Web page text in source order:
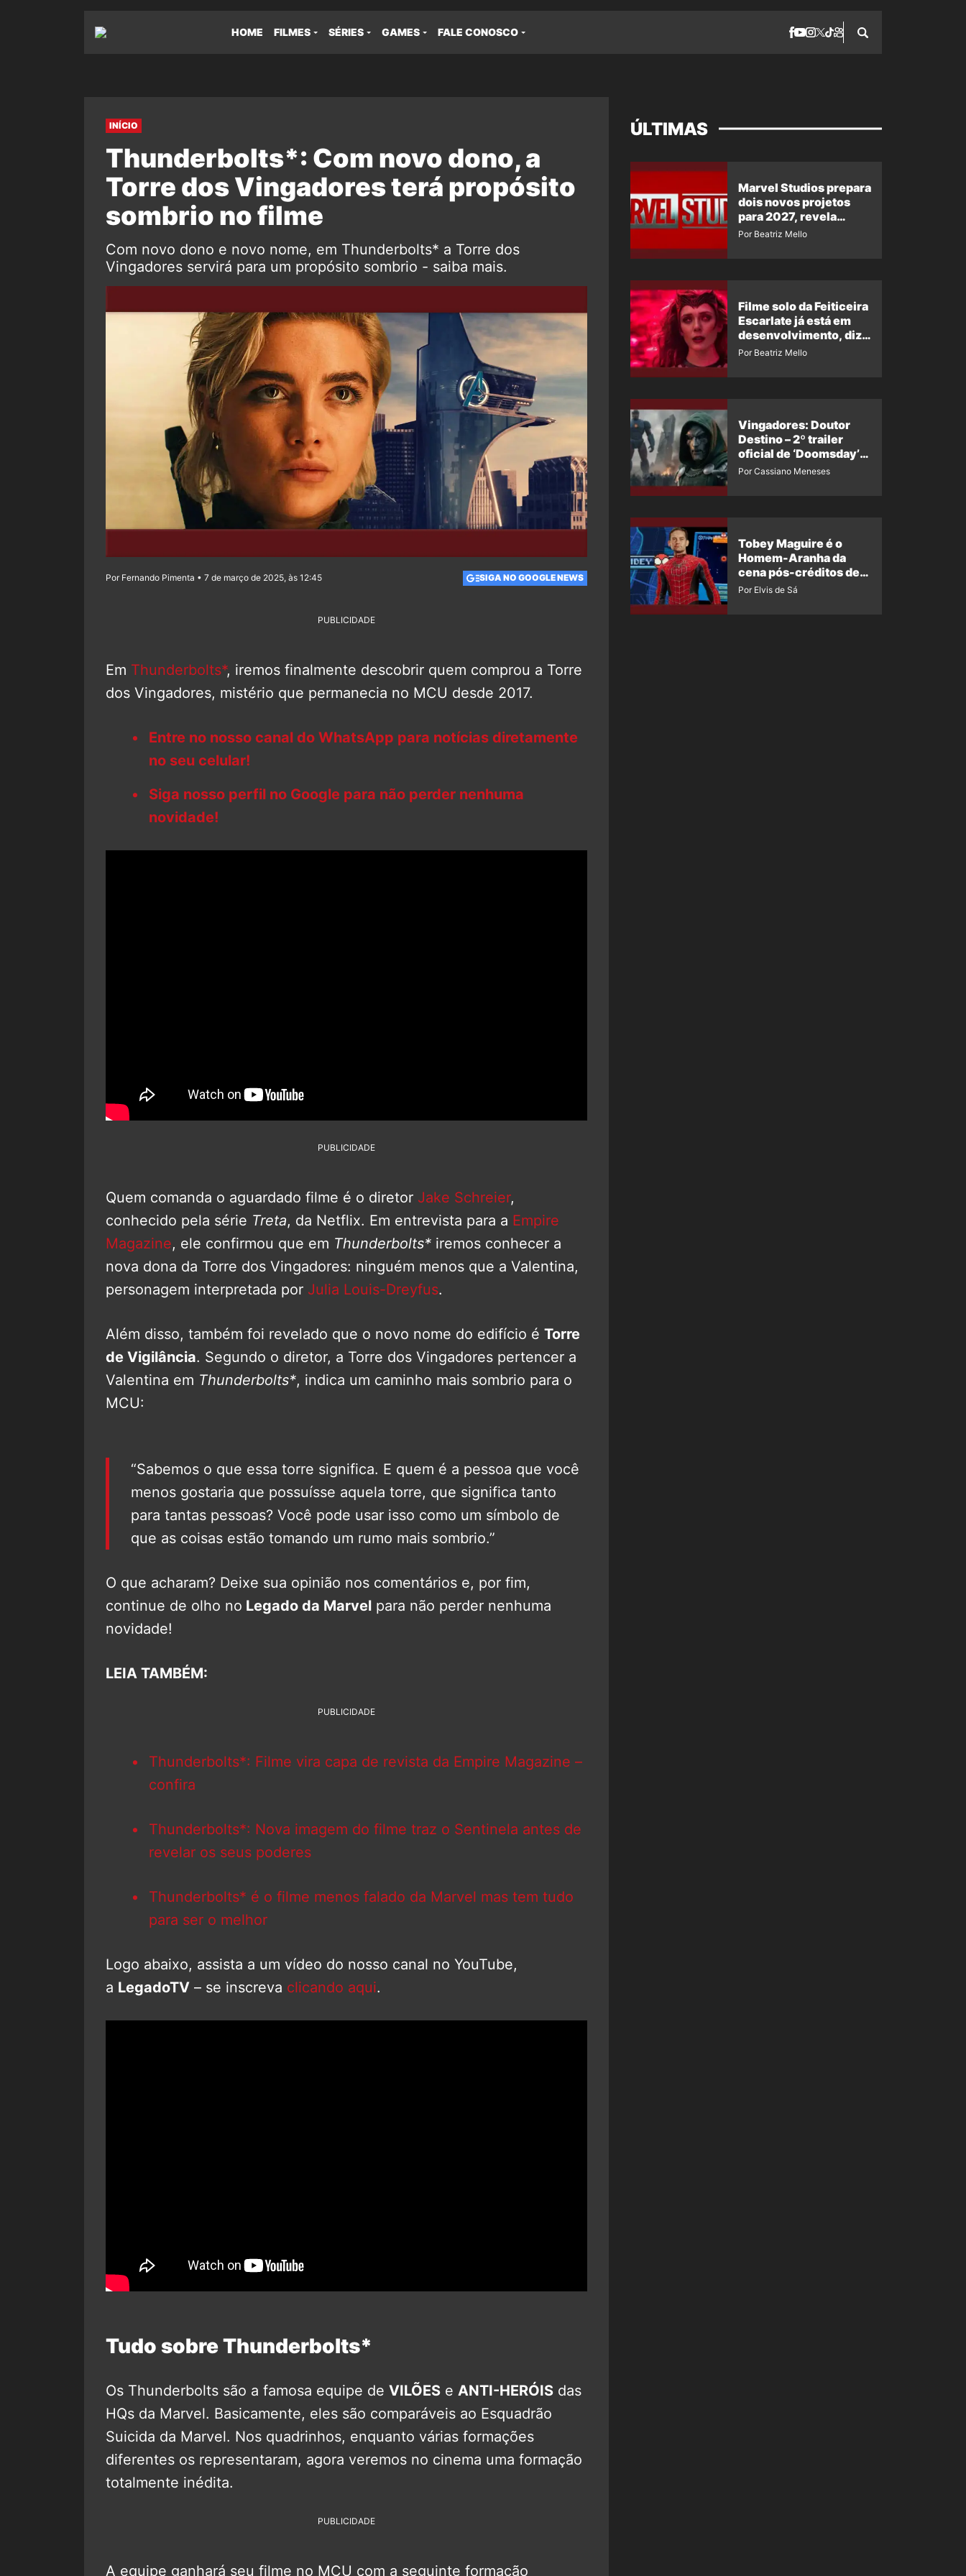
HOME FILMES SÉRIES GAMES FALE CONOSCO
INÍCIO
Thunderbolts*: Com novo dono, a
Torre dos Vingadores terá propósito
sombrio no filme
Com novo dono e novo nome, em Thunderbolts* a Torre dos
Vingadores servirá para um propósito sombrio - saiba mais.
Por Fernando Pimenta • 7 de março de 2025, às 12:45 SIGA NO GOOGLE NEWS
PUBLICIDADE
Em Thunderbolts*, iremos finalmente descobrir quem comprou a Torre
dos Vingadores, mistério que permanecia no MCU desde 2017.
Entre no nosso canal do WhatsApp para notícias diretamente
no seu celular!
Siga nosso perfil no Google para não perder nenhuma
novidade!
PUBLICIDADE
Quem comanda o aguardado filme é o diretor Jake Schreier,
conhecido pela série Treta, da Netflix. Em entrevista para a Empire
Magazine, ele confirmou que em Thunderbolts* iremos conhecer a
nova dona da Torre dos Vingadores: ninguém menos que a Valentina,
personagem interpretada por Julia Louis-Dreyfus.
Além disso, também foi revelado que o novo nome do edifício é Torre
de Vigilância. Segundo o diretor, a Torre dos Vingadores pertencer a
Valentina em Thunderbolts*, indica um caminho mais sombrio para o
MCU:
“Sabemos o que essa torre significa. E quem é a pessoa que você
menos gostaria que possuísse aquela torre, que significa tanto
para tantas pessoas? Você pode usar isso como um símbolo de
que as coisas estão tomando um rumo mais sombrio.”
O que acharam? Deixe sua opinião nos comentários e, por fim,
continue de olho no Legado da Marvel para não perder nenhuma
novidade!
LEIA TAMBÉM:
PUBLICIDADE
Thunderbolts*: Filme vira capa de revista da Empire Magazine –
confira
Thunderbolts*: Nova imagem do filme traz o Sentinela antes de
revelar os seus poderes
Thunderbolts* é o filme menos falado da Marvel mas tem tudo
para ser o melhor
Logo abaixo, assista a um vídeo do nosso canal no YouTube,
a LegadoTV – se inscreva clicando aqui.
Tudo sobre Thunderbolts*
Os Thunderbolts são a famosa equipe de VILÕES e ANTI-HERÓIS das
HQs da Marvel. Basicamente, eles são comparáveis ao Esquadrão
Suicida da Marvel. Nos quadrinhos, enquanto várias formações
diferentes os representaram, agora veremos no cinema uma formação
totalmente inédita.
PUBLICIDADE
A equipe ganhará seu filme no MCU com a seguinte formação
ÚLTIMAS
Marvel Studios prepara
dois novos projetos
para 2027, revela
insider
Por Beatriz Mello
Filme solo da Feiticeira
Escarlate já está em
desenvolvimento, diz
insider
Por Beatriz Mello
Vingadores: Doutor
Destino – 2º trailer
oficial de ‘Doomsday’
ganha nova data para
Por Cassiano Meneses
Tobey Maguire é o
Homem-Aranha da
cena pós-créditos de
Um Novo Dia?
Por Elvis de Sá